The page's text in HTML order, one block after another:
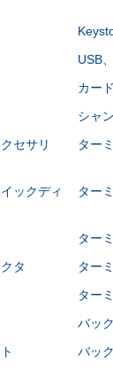
USB
カー
シャ
セサリ ター
ックディ
ター
ター
タ ター
ター
バッ
バッ